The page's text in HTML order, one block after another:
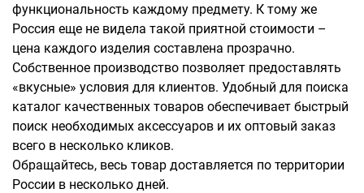
функциональность каждому предмету. К тому же
Россия еще не видела такой приятной стоимости –
цена каждого изделия составлена прозрачно.
Собственное производство позволяет предоставлять
«вкусные» условия для клиентов. Удобный для поиска
каталог качественных товаров обеспечивает быстрый
поиск необходимых аксессуаров и их оптовый заказ
всего в несколько кликов.
Обращайтесь, весь товар доставляется по территории
России в несколько дней.